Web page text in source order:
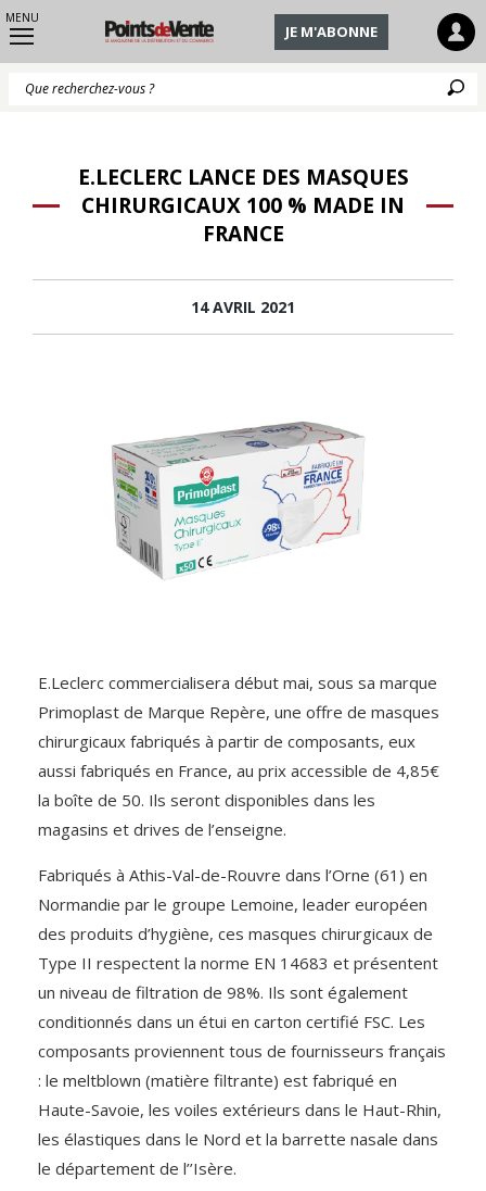
MENU
JE M'ABONNE
E.LECLERC LANCE DES MASQUES
CHIRURGICAUX 100 % MADE IN
FRANCE
14 AVRIL 2021
E.Leclerc commercialisera début mai, sous sa marque
Primoplast de Marque Repère, une offre de masques
chirurgicaux fabriqués à partir de composants, eux
aussi fabriqués en France, au prix accessible de 4,85€
la boîte de 50. Ils seront disponibles dans les
magasins et drives de l’enseigne.
Fabriqués à Athis-Val-de-Rouvre dans l’Orne (61) en
Normandie par le groupe Lemoine, leader européen
des produits d’hygiène, ces masques chirurgicaux de
Type II respectent la norme EN 14683 et présentent
un niveau de filtration de 98%. Ils sont également
conditionnés dans un étui en carton certifié FSC. Les
composants proviennent tous de fournisseurs français
: le meltblown (matière filtrante) est fabriqué en
Haute-Savoie, les voiles extérieurs dans le Haut-Rhin,
les élastiques dans le Nord et la barrette nasale dans
le département de l’’Isère.